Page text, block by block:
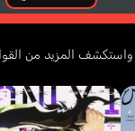
واستكشف المزيد من